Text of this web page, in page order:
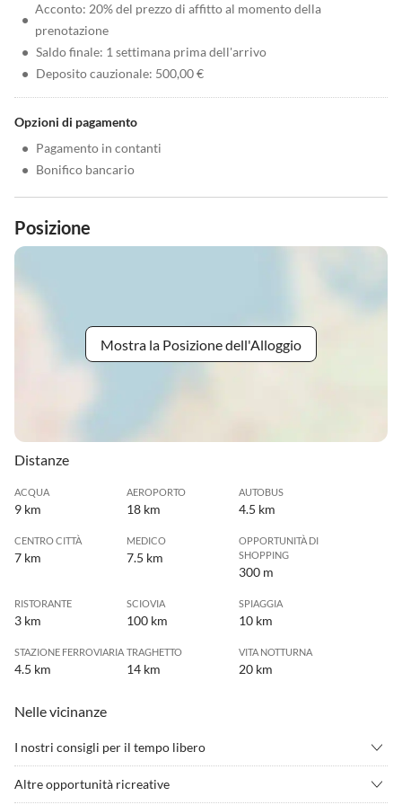
•
Acconto: 20% del prezzo di affitto al momento della
prenotazione
• Saldo finale: 1 settimana prima dell'arrivo
• Deposito cauzionale: 500,00 €
Opzioni di pagamento
• Pagamento in contanti
• Bonifico bancario
Posizione
Mostra la Posizione dell'Alloggio
Distanze
ACQUA
9 km
AEROPORTO
18 km
AUTOBUS
4.5 km
CENTRO CITTÀ
7 km
MEDICO
7.5 km
OPPORTUNITÀ DI
SHOPPING
300 m
RISTORANTE
3 km
SCIOVIA
100 km
SPIAGGIA
10 km
STAZIONE FERROVIARIA
4.5 km
TRAGHETTO
14 km
VITA NOTTURNA
20 km
Nelle vicinanze
I nostri consigli per il tempo libero
Altre opportunità ricreative